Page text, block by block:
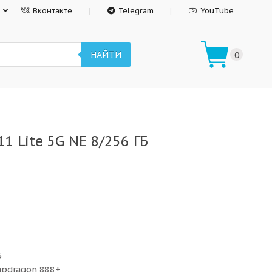
Вконтакте Telegram YouTube
НАЙТИ 0
Lite 5G NE 8/256 ГБ
888+